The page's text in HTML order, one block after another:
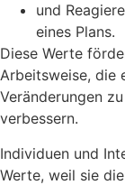
und
eines Plans.
Diese Werte
Arbeitsweise, die
Veränderungen
verbessern.
Individuen und
Werte, weil sie